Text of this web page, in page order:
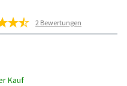
2 Bewertungen
Kauf